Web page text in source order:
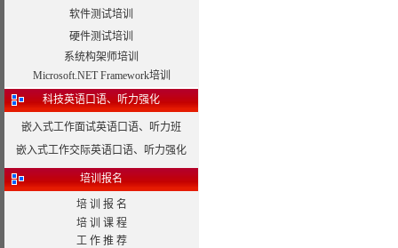
软件测试培训
硬件测试培训
系统构架师培训
Microsoft.NET Framework培训
科技英语口语、听力强化
嵌入式工作面试英语口语、听力班
嵌入式工作交际英语口语、听力强化
培训报名
培 训 报 名
培 训 课 程
工 作 推 荐